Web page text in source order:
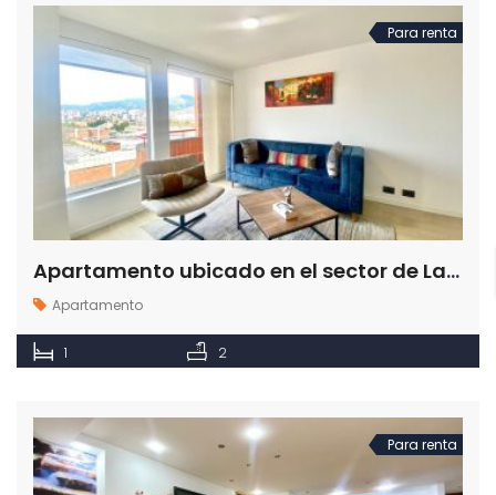
Para renta
Apartamento ubicado en el sector de La Castellana en Medellín para la renta
Apartamento
1 2
Para renta